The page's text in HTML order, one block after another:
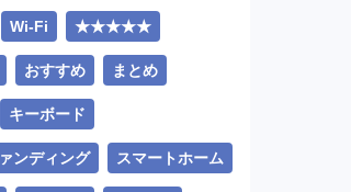
Wi-Fi ★★★★★
おすすめ まとめ
キーボード
ンディング スマートホーム